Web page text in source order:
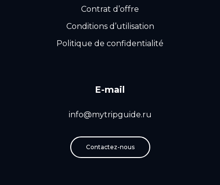
Contrat d’offre
Conditions d’utilisation
Politique de confidentialité
E-mail
info@mytripguide.ru
Contactez-nous